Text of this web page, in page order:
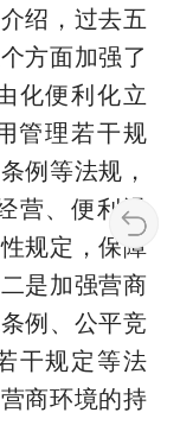
绍，过去五
方面加强了
化便利化立
管理若干规
例等法规，
营、便利退
规定，保障
是加强营商
例、公平竞
干规定等法
商环境的持